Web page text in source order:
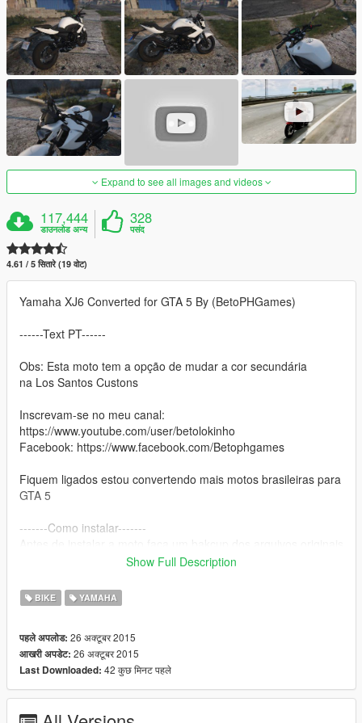
Expand to see all images and videos
117,444
डाउनलोड अन्य
328
पसंद
4.61 / 5 सितारे (19 वोट)
Yamaha XJ6 Converted for GTA 5 By (BetoPHGames)
------Text PT------
Obs: Esta moto tem a opção de mudar a cor secundária
na Los Santos Custons
Inscrevam-se no meu canal:
https://www.youtube.com/user/betolokinho
Facebook: https://www.facebook.com/Betophgames
Fiquem ligados estou convertendo mais motos brasileiras para
GTA 5
-------Como instalar-------
Moto criada por:
Silas Oliveira
Pedro Ferreira
ATENÇÃO
Show Full Description
BIKE YAMAHA
पहले अपलोड: 26 अक्टूबर 2015
आखरी अपडेट: 26 अक्टूबर 2015
Last Downloaded: 42 कुछ मिनट पहले